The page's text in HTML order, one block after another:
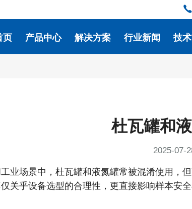
页 产品中心 解决方案 行业新闻 技
杜瓦罐和
2025-07-
业场景中，杜瓦罐和液氮罐常被混淆使用，
关乎设备选型的合理性，更直接影响样本安